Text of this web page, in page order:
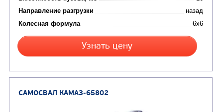
САМОСВАЛ КАМАЗ-6520